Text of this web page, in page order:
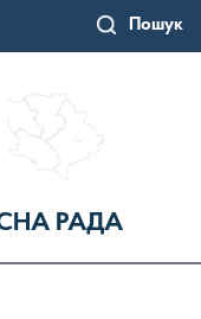
Пошук
РАДА